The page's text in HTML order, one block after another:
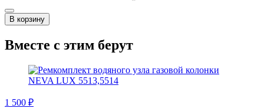
В корзину
Вместе с этим берут
1 500 ₽